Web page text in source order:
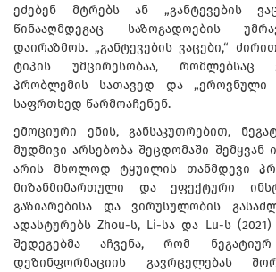
ეძებენ მტრებს ან „განტევების
წინააღმდეგაც საზოგადოების
დაირაზმოს. „განტევების ვაცები,“
ტიპის უმცირესობაა, რომლებსაც
პრობლემის სათავედ და „ეროვნული
საფრთხედ წარმოაჩენენ.
ემოციური ენის, განსაკუთრებით,
მუდმივი არსებობა შეცდომაში შემყვან
არის მხოლოდ ტყუილის თანმდევი
მიზანმიმართული და ეფექტური
გაზიარებისა და ვირუსულობის
ადასტურებს Zhou-ს, Li-სა და Lu-ს
შედეგებმა აჩვენა, რომ
დეზინფორმაციის გავრცელებას